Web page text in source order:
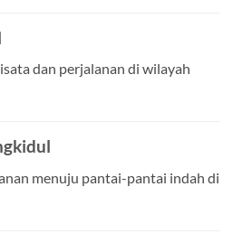
dan perjalanan di wilayah
menuju pantai-pantai indah di